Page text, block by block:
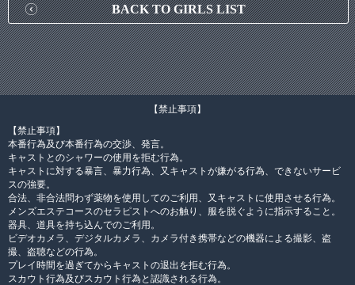
BACK TO GIRLS LIST
【禁止事項】
【禁止事項】
本番行為及び本番行為の交渉、発言。
キャストとのシャワーの使用を拒む行為。
キャストに対する暴言、暴力行為、又キャストが嫌がる行為、できないサービ
スの強要。
合法、非合法問わず薬物を使用してのご利用、又キャストに使用させる行為。
メンズエステコースのセラピストへのお触り、服を脱ぐように指示すること。
器具、道具を持ち込んでのご利用。
ビデオカメラ、デジタルカメラ、カメラ付き携帯などの機器による撮影、盗
撮、盗聴などの行為。
プレイ時間を過ぎてからキャストの退出を拒む行為。
スカウト行為及びスカウト行為と認識される行為。